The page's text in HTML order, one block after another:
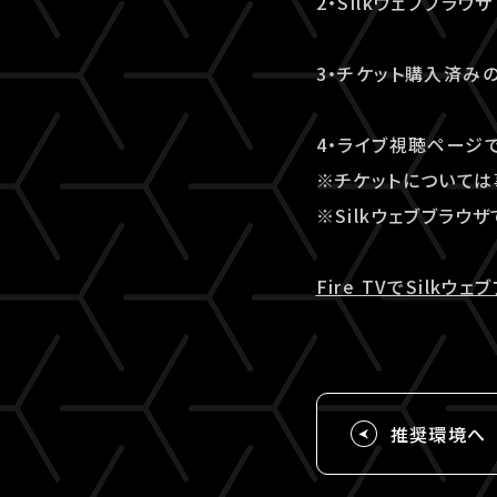
3・チケット購入済み
4・ライブ視聴ページ
※チケットについては
※Silkウェブブラウザ
Fire TVでSilkウェブ
推奨環境へ